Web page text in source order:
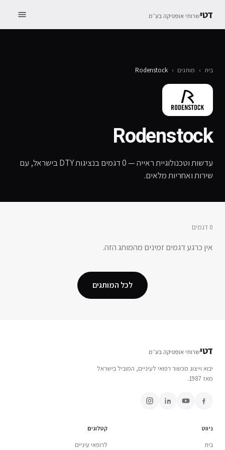
דטישרותי אופטיקה בע״מ
בית › מותגים ›
Rodenstock
Rodenstock
עדשות וטכנולוגיית ראייה—
0
דגמים בנציגות DTY בישראל, עם
שירות ואחריות מלאים.
0 דגמים
אין כרגע דגמים זמינים מהמותג הזה.
לכל המותגים
דטישרותי אופטיקה בע״מ
יבוא וייצוג מכשור רפואי לעיניים, המוביל בישראל
מאז 1987.
ניווט
בית
קטלוגים
לרופאי עיניים